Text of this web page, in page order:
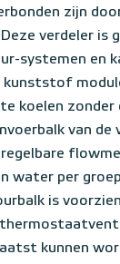
zijn
verdeler is
systemen en
kunststof
koelen zonder
van de
water per
is
kunnen